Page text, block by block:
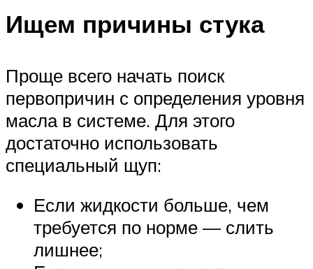
Ищем причины стука
Проще всего начать поиск
первопричин с определения уровня
масла в системе. Для этого
достаточно использовать
специальный щуп:
Если жидкости больше, чем
требуется по норме — слить
лишнее;